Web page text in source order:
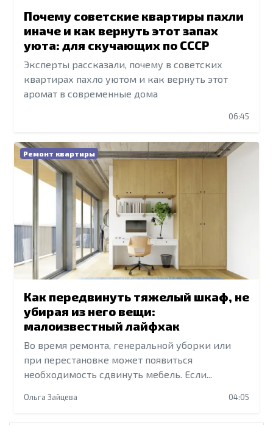
Почему советские квартиры пахли
иначе и как вернуть этот запах
уюта: для скучающих по СССР
Эксперты рассказали, почему в советских
квартирах пахло уютом и как вернуть этот
аромат в современные дома
06:45
Ремонт квартиры
Как передвинуть тяжелый шкаф, не
убирая из него вещи:
малоизвестный лайфхак
Во время ремонта, генеральной уборки или
при перестановке может появиться
необходимость сдвинуть мебель. Если...
Ольга Зайцева 04:05